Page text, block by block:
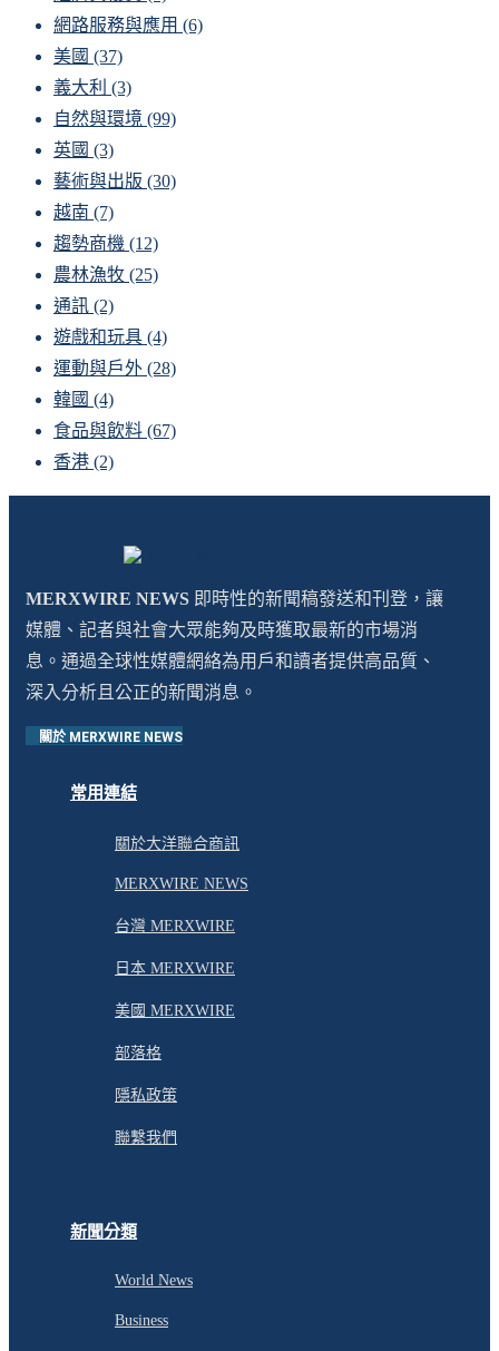
網路服務與應用 (6)
美國 (37)
義大利 (3)
自然與環境 (99)
英國 (3)
藝術與出版 (30)
越南 (7)
趨勢商機 (12)
農林漁牧 (25)
通訊 (2)
遊戲和玩具 (4)
運動與戶外 (28)
韓國 (4)
食品與飲料 (67)
香港 (2)
MERXWIRE NEWS 即時性的新聞稿發送和刊登，讓
媒體、記者與社會大眾能夠及時獲取最新的市場消
息。通過全球性媒體網絡為用戶和讀者提供高品質、
深入分析且公正的新聞消息。
關於 MERXWIRE NEWS
常用連結
關於大洋聯合商訊
MERXWIRE NEWS
台灣 MERXWIRE
日本 MERXWIRE
美國 MERXWIRE
部落格
隱私政策
聯繫我們
新聞分類
World News
Business